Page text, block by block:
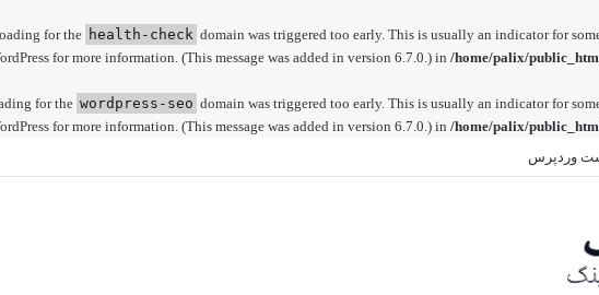
for the health-check domain was triggered too early. This is usually an indicator for
for more information. (This message was added in version 6.7.0.) in /home/palix/
for the wordpress-seo domain was triggered too early. This is usually an indicator for
for more information. (This message was added in version 6.7.0.) in /home/palix/
وردپرس